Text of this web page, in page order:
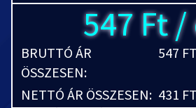
547 Ft
BRUTTÓ ÁR
ÖSSZESEN:
547 FT
NETTÓ ÁR ÖSSZESEN: 431